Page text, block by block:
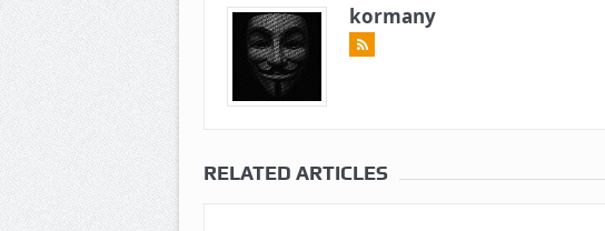
kormany
RELATED ARTICLES